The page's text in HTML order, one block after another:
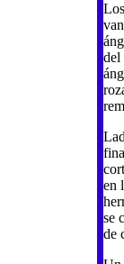
del
en
se
de